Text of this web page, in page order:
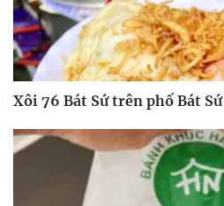
Xôi 76 Bát Sứ trên phố Bát Sứ